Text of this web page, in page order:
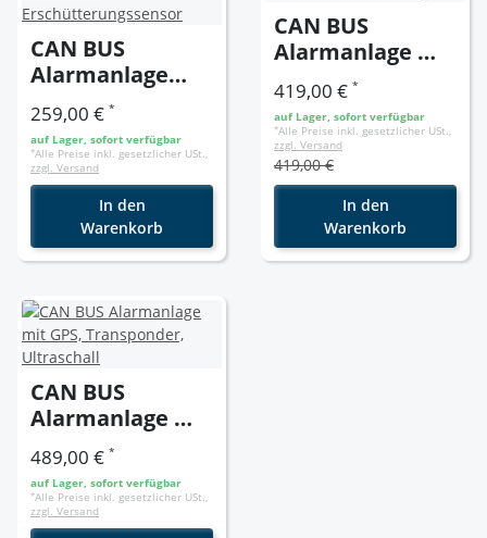
CAN BUS
Alarmanlage
CAN2H mit
Erschütterungss
ensor
259,00 € *
auf Lager, sofort verfügbar
*Alle Preise inkl. gesetzlicher USt.,
zzgl. Versand
In den
Warenkorb
CAN BUS
Alarmanlage mit
GPS
Überwachung
419,00 € *
auf Lager, sofort verfügbar
*Alle Preise inkl. gesetzlicher USt.,
zzgl. Versand
419,00 €
In den
Warenkorb
CAN BUS
Alarmanlage mit
GPS,
Transponder,
Ultraschall
489,00 € *
auf Lager, sofort verfügbar
*Alle Preise inkl. gesetzlicher USt.,
zzgl. Versand